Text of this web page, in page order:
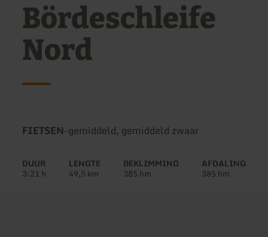
Bördeschleife
Nord
Soort
FIETSEN-Moeilijkheidsgraad:
gemiddeld, gemiddeld zwaar
DUUR
3:21 h
LENGTE
49,5 km
BEKLIMMING
385 hm
AFDALING
385 hm